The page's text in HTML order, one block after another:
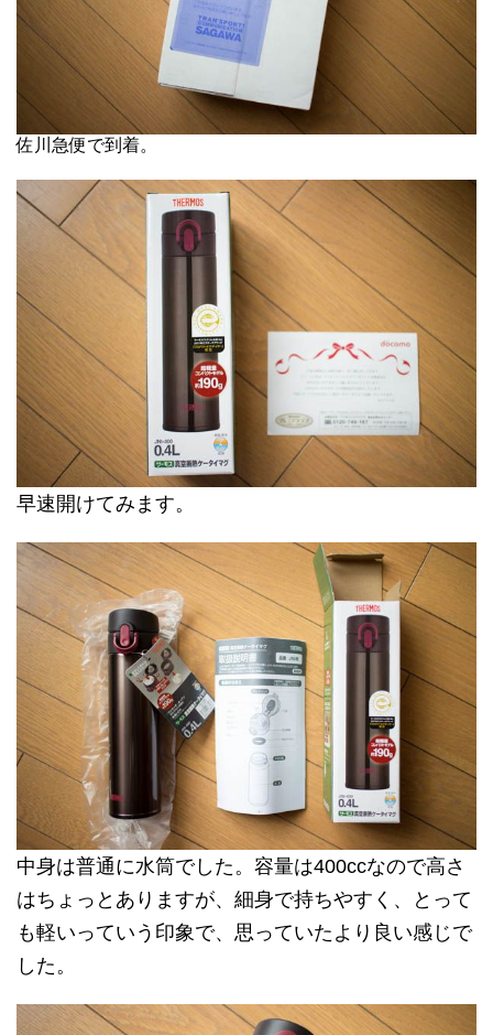
佐川急便で到着。
早速開けてみます。
中身は普通に水筒でした。容量は400ccなので高さ
はちょっとありますが、細身で持ちやすく、とって
も軽いっていう印象で、思っていたより良い感じで
した。